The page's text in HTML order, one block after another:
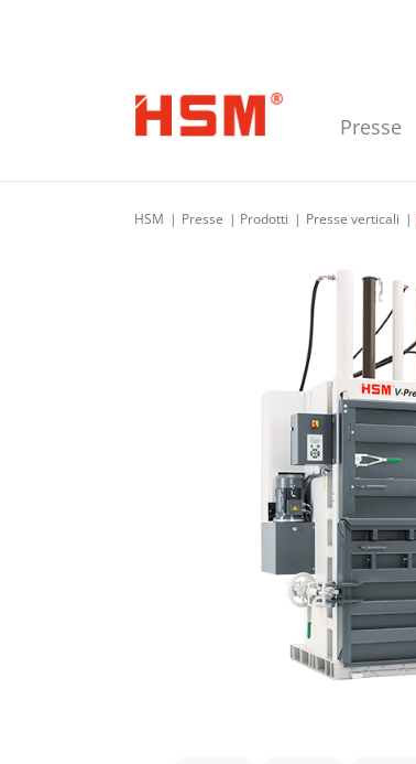
Presse
HSM Presse Prodotti Presse verticali